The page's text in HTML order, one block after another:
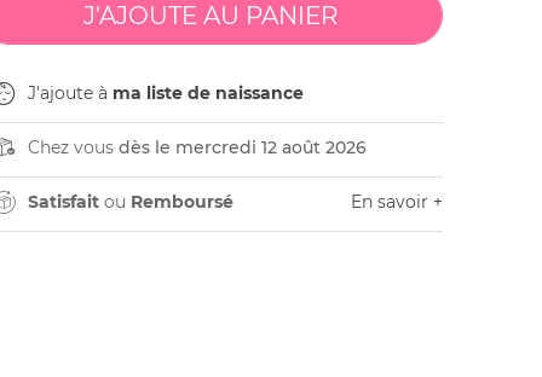
J'ajoute à ma liste de naissance
Chez vous dès le mercredi 12 août 2026
Satisfaitou Remboursé En savoir +